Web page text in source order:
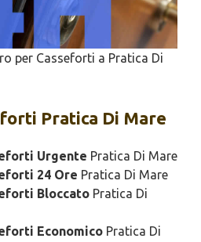
per Casseforti a Pratica Di
Pratica Di Mare
Urgente Pratica Di Mare
24 Ore Pratica Di Mare
Bloccato Pratica Di
Economico Pratica Di